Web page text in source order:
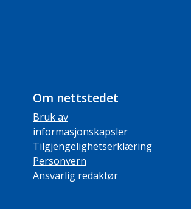
Om nettstedet
Bruk av
informasjonskapsler
Tilgjengelighetserklæring
Personvern
Ansvarlig redaktør